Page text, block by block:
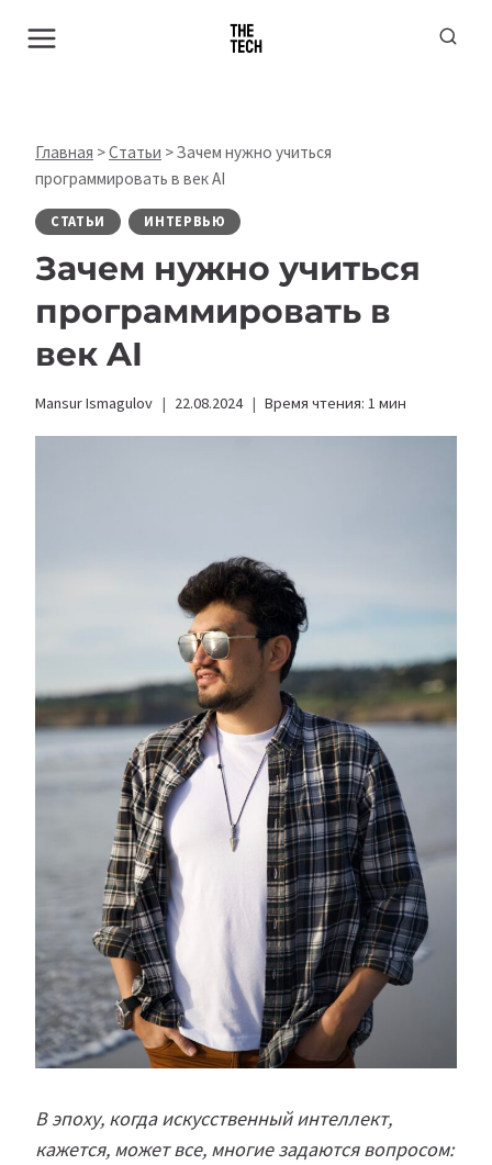
Главная >Статьи >Зачем нужно учиться
программировать в век AI
СТАТЬИ ИНТЕРВЬЮ
Зачем нужно учиться
программировать в
век AI
Mansur Ismagulov 22.08.2024 Время чтения: 1 мин
В эпоху, когда искусственный интеллект,
кажется, может все, многие задаются вопросом: